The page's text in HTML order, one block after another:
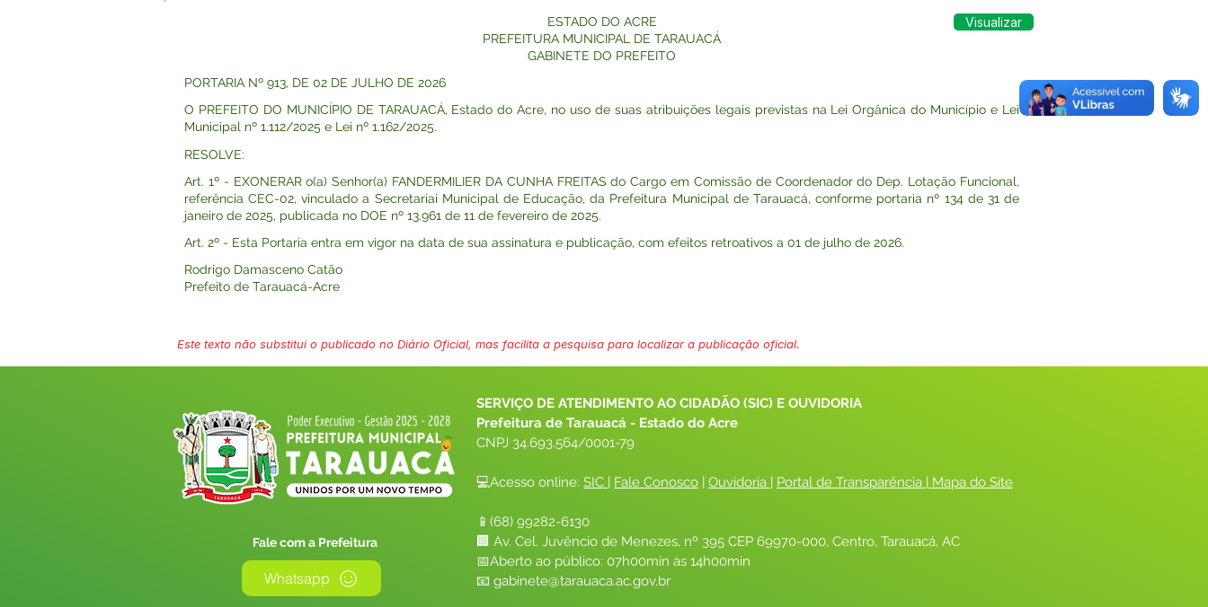
ESTADO DO ACRE
PREFEITURA MUNICIPAL DE TARAUACÁ
GABINETE DO PREFEITO
PORTARIA Nº 913, DE 02 DE JULHO DE 2026
O PREFEITO DO MUNICÍPIO DE TARAUACÁ, Estado do Acre, no uso de suas atribuições legais previstas na Lei Orgânica do Município e Lei
Municipal nº 1.112/2025 e Lei nº 1.162/2025.
RESOLVE:
Art. 1º - EXONERAR o(a) Senhor(a) FANDERMILIER DA CUNHA FREITAS do Cargo em Comissão de Coordenador do Dep. Lotação Funcional,
referência CEC-02, vinculado a Secretariai Municipal de Educação, da Prefeitura Municipal de Tarauacá, conforme portaria nº 134 de 31 de
janeiro de 2025, publicada no DOE nº 13.961 de 11 de fevereiro de 2025.
Art. 2º - Esta Portaria entra em vigor na data de sua assinatura e publicação, com efeitos retroativos a 01 de julho de 2026.
Rodrigo Damasceno Catão
Prefeito de Tarauacá-Acre
Visualizar
Este texto não substitui o publicado no Diário Oficial, mas facilita a pesquisa para localizar a publicação oficial.
Fale com a Prefeitura
Whatsapp
SERVIÇO DE ATENDIMENTO AO CIDADÃO (SIC) E OUVIDORIA
Prefeitura de Tarauacá - Estado do Acre
CNPJ 34.693.564/0001-79
💻Acesso online: SIC Fale Conosco Ouvidoria Portal de Transparência Mapa do Site
📱(68) 99282-6130
🏢 Av. Cel. Juvêncio de Menezes, nº 395 CEP 69970-000, Centro, Tarauacá, AC
📅Aberto ao público: 07h00min às 14h00min
📧 gabinete@tarauaca.ac.gov.br